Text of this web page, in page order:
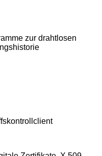
zur drahtlosen